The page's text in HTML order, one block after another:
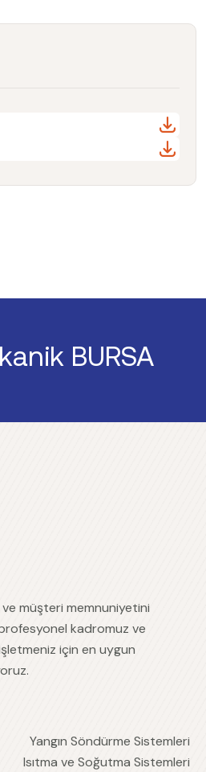
BURSA
ve müşteri memnuniyetini
profesyonel kadromuz ve
işletmeniz için en uygun
Yangın Söndürme Sistemleri
Isıtma ve Soğutma Sistemleri